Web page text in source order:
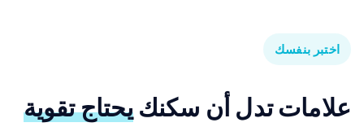
اختبر بنفسك
علامات تدل أن سكنكيحتاج تقوية